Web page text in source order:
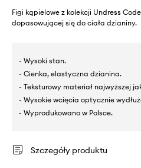
Figi kąpielowe z kolekcji Undress
dopasowującej się do ciała dzianiny.
- Wysoki stan.
- Cienka, elastyczna dzianina.
- Teksturowy materiał najwyższej
- Wysokie wcięcia optycznie
- Wyprodukowano w Polsce.
Szczegóły produktu